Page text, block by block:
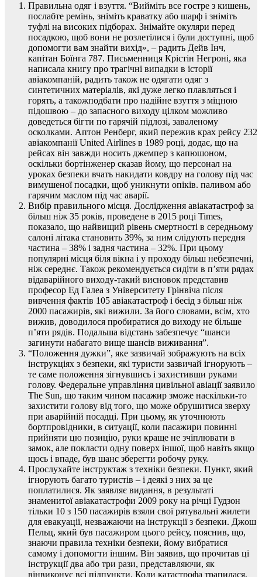
Правильна одяг і взуття. “Вийміть все гостре з кишень,
послабте ремінь, зніміть краватку або шарф і зніміть
туфлі на високих підборах. Знімайте окуляри перед
посадкою, щоб вони не розлетілися і були доступні, щоб
допомогти вам знайти вихід», – радить Дейв Інч,
капітан Боїнга 787. Письменниця Крістін Негроні, яка
написала книгу про трагічні випадки в історії
авіакомпаній, радить також не одягати одяг з
синтетичних матеріалів, які дуже легко плавляться і
горять, а такожподбати про надійне взуття з міцною
підошвою – до запасного виходу цілком можливо
доведеться бігти по гарячій підлозі, заваленому
осколками. Аптон Ренберг, який пережив крах рейсу 232
авіакомпанії United Airlines в 1989 році, додає, що на
рейсах він завжди носить джемпер з капюшоном,
оскільки бортінженер сказав йому, що персонал на
уроках безпеки вчать накидати ковдру на голову під час
вимушеної посадки, щоб уникнути опіків. паливом або
гарячим маслом під час аварії.
Вибір правильного місця. Дослідження авіакатастроф за
більш ніж 35 років, проведене в 2015 році Times,
показало, що найвищий рівень смертності в середньому
салоні літака становить 39%, за ним слідують передня
частина – 38% і задня частина – 32%. При цьому
популярні місця біля вікна і у проходу більш небезпечні,
ніж середнє. Також рекомендується сидіти в п’яти рядах
відаварійного виходу-такий висновок представив
професор Ед Галеа з Університету Грінвіча після
вивчення фактів 105 авіакатастроф і бесід з більш ніж
2000 пасажирів, які вижили. За його словами, всім, хто
вижив, доводилося пробиратися до виходу не більше
п’яти рядів. Подальша відстань забезпечує “шанси
загинути набагато вище шансів виживання”.
“Положення дужки”, яке зазвичай зображують на всіх
інструкціях з безпеки, які туристи зазвичай ігнорують –
те саме положення зігнувшись і захистивши руками
голову. Федеральне управління цивільної авіації заявило
The Sun, що таким чином пасажир зможе наскільки-то
захистити голову від того, що може обрушитися зверху
при аварійній посадці. При цьому, як уточнюють
бортпровідники, в ситуації, коли пасажири повинні
прийняти цю позицію, руки краще не зчіплювати в
замок, але покласти одну поверх іншої, щоб навіть якщо
щось і впаде, був шанс зберегти робочу руку.
Прослухайте інструктаж з техніки безпеки. Пункт, який
ігнорують багато туристів – і деякі з них за це
поплатилися. Як заявляє видання, в результаті
знаменитої авіакатастрофи 2009 року на річці Гудзон
тільки 10 з 150 пасажирів взяли свої рятувальні жилети
для евакуації, незважаючи на інструкції з безпеки. Джош
Пельц, який був пасажиром цього рейсу, пояснив, що,
знаючи правила техніки безпеки, йому вибратися
самому і допомогти іншим. Він заявив, що прочитав ці
інструкції два або три рази, представляючи, як
вінвиконує всі підпункти. Коли катастрофа трапилася,